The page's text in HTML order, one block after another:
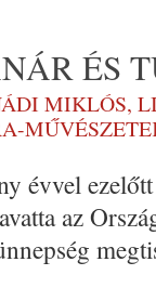
ÉS
MIKLÓS,
évvel
az